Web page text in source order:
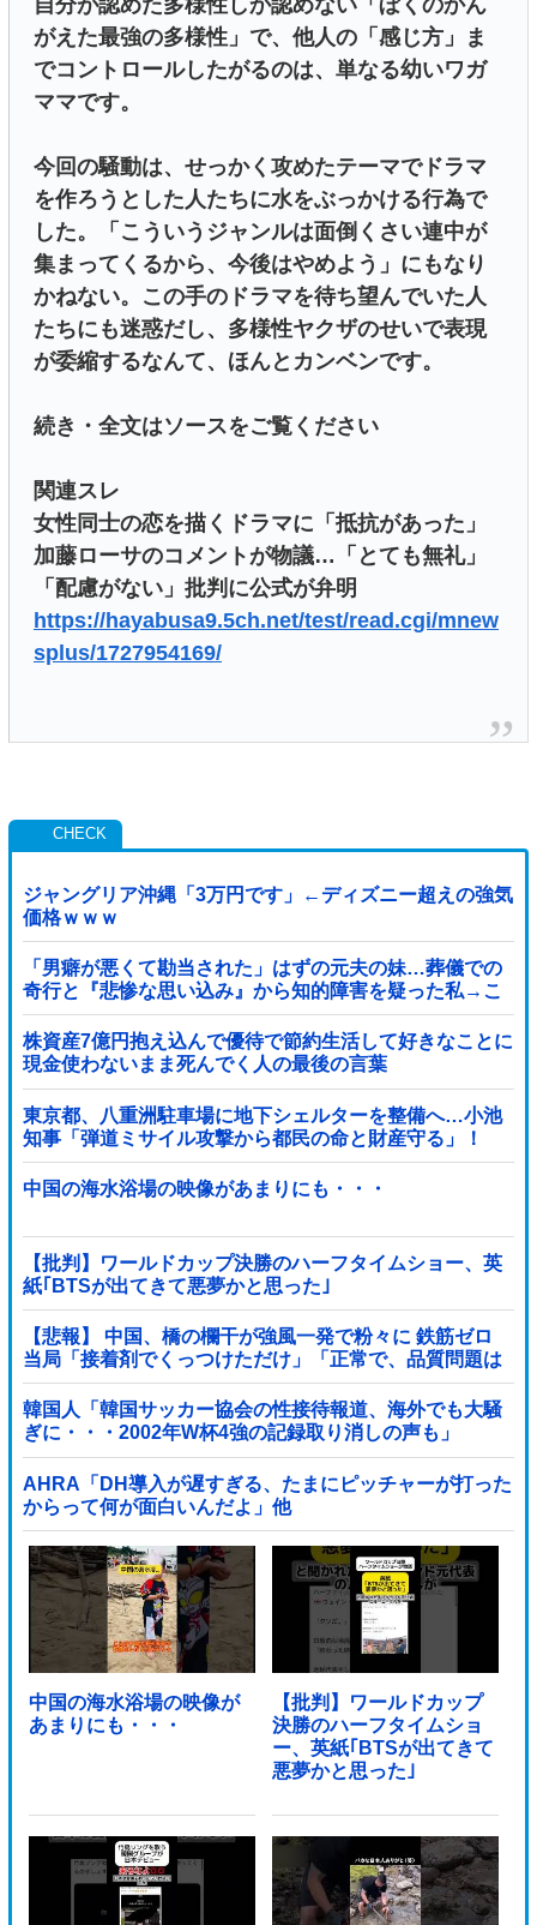
自分が認めた多様性しか認めない「ぼくのかん
がえた最強の多様性」で、他人の「感じ方」ま
でコントロールしたがるのは、単なる幼いワガ
ママです。
今回の騒動は、せっかく攻めたテーマでドラマ
を作ろうとした人たちに水をぶっかける行為で
した。「こういうジャンルは面倒くさい連中が
集まってくるから、今後はやめよう」にもなり
かねない。この手のドラマを待ち望んでいた人
たちにも迷惑だし、多様性ヤクザのせいで表現
が委縮するなんて、ほんとカンベンです。
続き・全文はソースをご覧ください
関連スレ
女性同士の恋を描くドラマに「抵抗があった」
加藤ローサのコメントが物議…「とても無礼」
「配慮がない」批判に公式が弁明
https://hayabusa9.5ch.net/test/read.cgi/mnew
splus/1727954169/
ジャングリア沖縄「3万円です」←ディズニー超えの強気
価格ｗｗｗ
「男癖が悪くて勘当された」はずの元夫の妹…葬儀での
奇行と『悲惨な思い込み』から知的障害を疑った私→こ
っそり病院へ誘導し行政保護させた話
株資産7億円抱え込んで優待で節約生活して好きなことに
現金使わないまま死んでく人の最後の言葉
東京都、八重洲駐車場に地下シェルターを整備へ…小池
知事「弾道ミサイル攻撃から都民の命と財産守る」！
中国の海水浴場の映像があまりにも・・・
【批判】ワールドカップ決勝のハーフタイムショー、英
紙｢BTSが出てきて悪夢かと思った｣
【悲報】 中国、橋の欄干が強風一発で粉々に 鉄筋ゼロ
当局「接着剤でくっつけただけ」「正常で、品質問題は
ない」
韓国人「韓国サッカー協会の性接待報道、海外でも大騒
ぎに・・・2002年W杯4強の記録取り消しの声も」
→「マジで国の恥だ」「2002年まで疑う価値があ...
AHRA「DH導入が遅すぎる、たまにピッチャーが打った
からって何が面白いんだよ」他
中国の海水浴場の映像が
あまりにも・・・
【批判】ワールドカップ
決勝のハーフタイムショ
ー、英紙｢BTSが出てきて
悪夢かと思った｣